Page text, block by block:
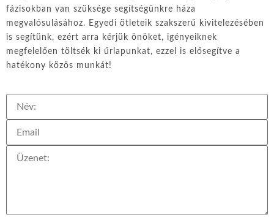
fázisokban van szüksége segítségünkre háza
megvalósulásához. Egyedi ötleteik szakszerű kivitelezésében
is segítünk, ezért arra kérjük önöket, igényeiknek
megfelelően töltsék ki űrlapunkat, ezzel is elősegítve a
hatékony közös munkát!